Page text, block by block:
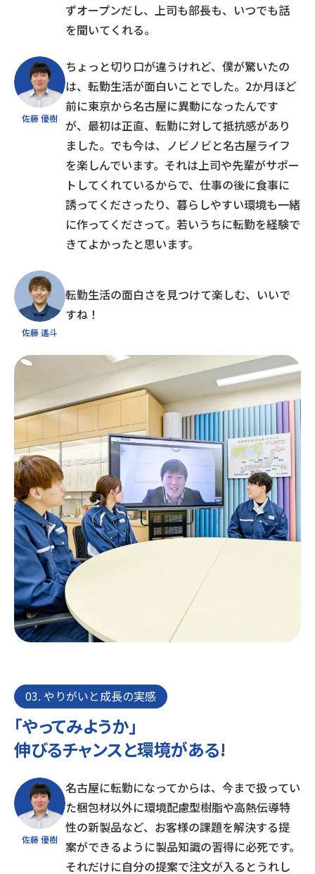
ずオープンだし、上司も部長も、いつでも話
を聞いてくれる。
佐藤 優樹
ちょっと切り口が違うけれど、僕が驚いたの
は、転勤生活が面白いことでした。2か月ほど
前に東京から名古屋に異動になったんです
が、最初は正直、転勤に対して抵抗感があり
ました。でも今は、ノビノビと名古屋ライフ
を楽しんでいます。それは上司や先輩がサポー
トしてくれているからで、仕事の後に食事に
誘ってくださったり、暮らしやすい環境も一緒
に作ってくださって。若いうちに転勤を経験で
きてよかったと思います。
佐藤 遙斗
転勤生活の面白さを見つけて楽しむ、いいで
すね！
03. やりがいと成長の実感
「やってみようか」
伸びるチャンスと環境がある!
佐藤 優樹
名古屋に転勤になってからは、今まで扱ってい
た梱包材以外に環境配慮型樹脂や高熱伝導特
性の新製品など、お客様の課題を解決する提
案ができるように製品知識の習得に必死です。
それだけに自分の提案で注文が入るとうれし